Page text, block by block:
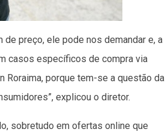
preço, ele pode nos demandar e, a
casos específicos de compra via
Roraima, porque tem-se a questão da
explicou o diretor.
sobretudo em ofertas online que